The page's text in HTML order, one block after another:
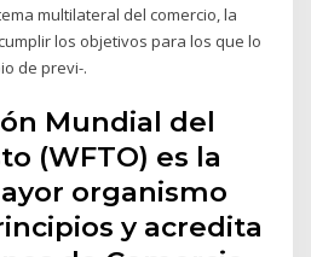
multilateral del comercio, la
los objetivos para los que lo
de previ-.
Mundial del
(WFTO) es la
organismo
y acredita